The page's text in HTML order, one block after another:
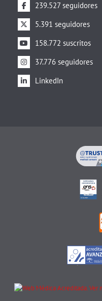
239.527 seguidores
5.391 seguidores
158.772 suscritos
37.776 seguidores
LinkedIn